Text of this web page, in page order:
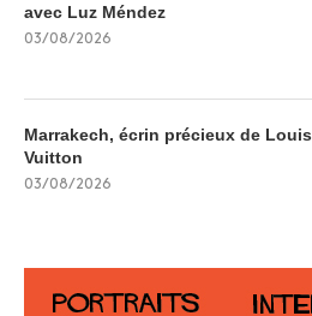
avec Luz Méndez
03/08/2026
Marrakech, écrin précieux de Louis
Vuitton
03/08/2026